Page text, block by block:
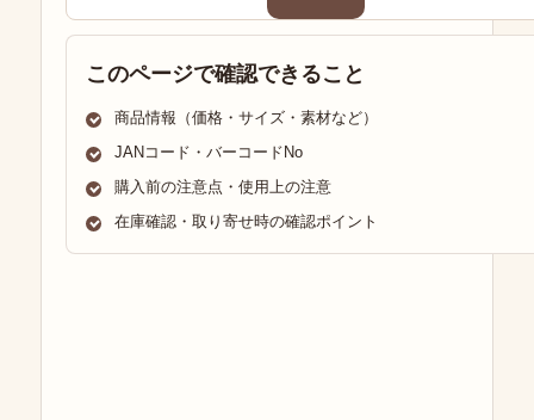
このページで確認できること
商品情報（価格・サイズ・素材など）
JANコード・バーコードNo
購入前の注意点・使用上の注意
在庫確認・取り寄せ時の確認ポイント